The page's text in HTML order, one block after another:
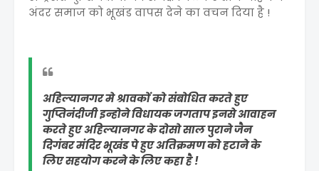
अंदर समाज को भूखंड वापस देने का वचन दिया है !
अहिल्यानगर मे श्रावकों को संबोधित करते हुए
गुप्तिनंदीजी इन्होने विधायक जगताप इनसे आवाहन
करते हुए अहिल्यानगर के दोसो साल पुराने जैन
दिगंबर मंदिर भूखंड पे हुए अतिक्रमण को हटाने के
लिए सहयोग करने के लिए कहा है !